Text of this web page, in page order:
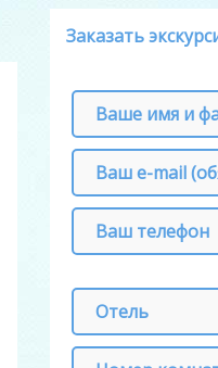
Заказать